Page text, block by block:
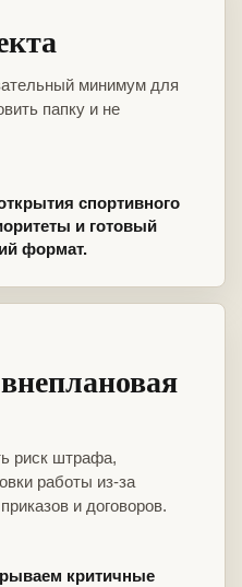
минимум для
папку и не
спортивного
и готовый
формат.
риск штрафа,
работы из-за
и договоров.
критичные